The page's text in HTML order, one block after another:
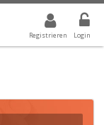
Registrieren Login
IST ALLE